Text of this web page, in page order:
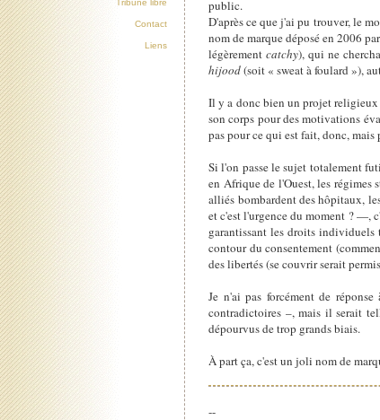
public.
D'après ce que j'ai pu trouver, le
nom de marque déposé en 2006
légèrementcatchy), qui ne
hijood(soit « sweat à foulard »),
Il y a donc bien un projet religieux
son corps pour des motivations
pas pour ce qui est fait, donc,
Si l'on passe le sujet totalement
en Afrique de l'Ouest, les régimes
alliés bombardent des hôpitaux,
et c'est l'urgence du moment ? —,
garantissant les droits
contour du consentement
des libertés (se couvrir serait
Je n'ai pas forcément de
contradictoires –, mais il serait
dépourvus de trop grands biais.
À part ça, c'est un joli nom de
--
Tribune libre
Contact
Liens